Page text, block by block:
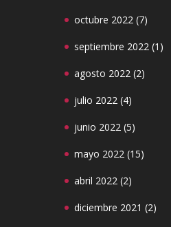
octubre 2022 (7)
septiembre 2022 (1)
agosto 2022 (2)
julio 2022 (4)
junio 2022 (5)
mayo 2022 (15)
abril 2022 (2)
diciembre 2021 (2)